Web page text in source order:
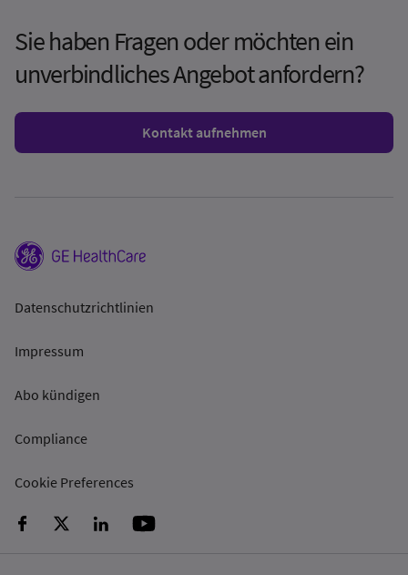
Sie haben Fragen oder möchten ein
unverbindliches Angebot anfordern?
Kontakt aufnehmen
Datenschutzrichtlinien
Impressum
Abo kündigen
Compliance
Cookie Preferences